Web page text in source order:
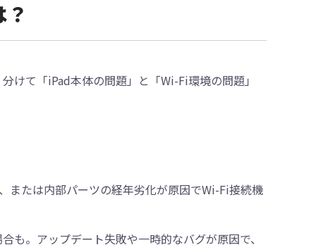
けて「iPad本体の問題」と「Wi-Fi環境の問題」
または内部パーツの経年劣化が原因でWi-Fi接続機
も。アップデート失敗や一時的なバグが原因で、